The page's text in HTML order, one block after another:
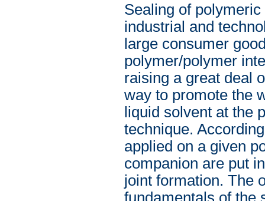
Sealing of
industrial and
large consumer
polymer/polymer
raising a great deal
way to promote the
liquid solvent at the
technique.
applied on a given
companion are put
joint formation. The
fundamentals of the